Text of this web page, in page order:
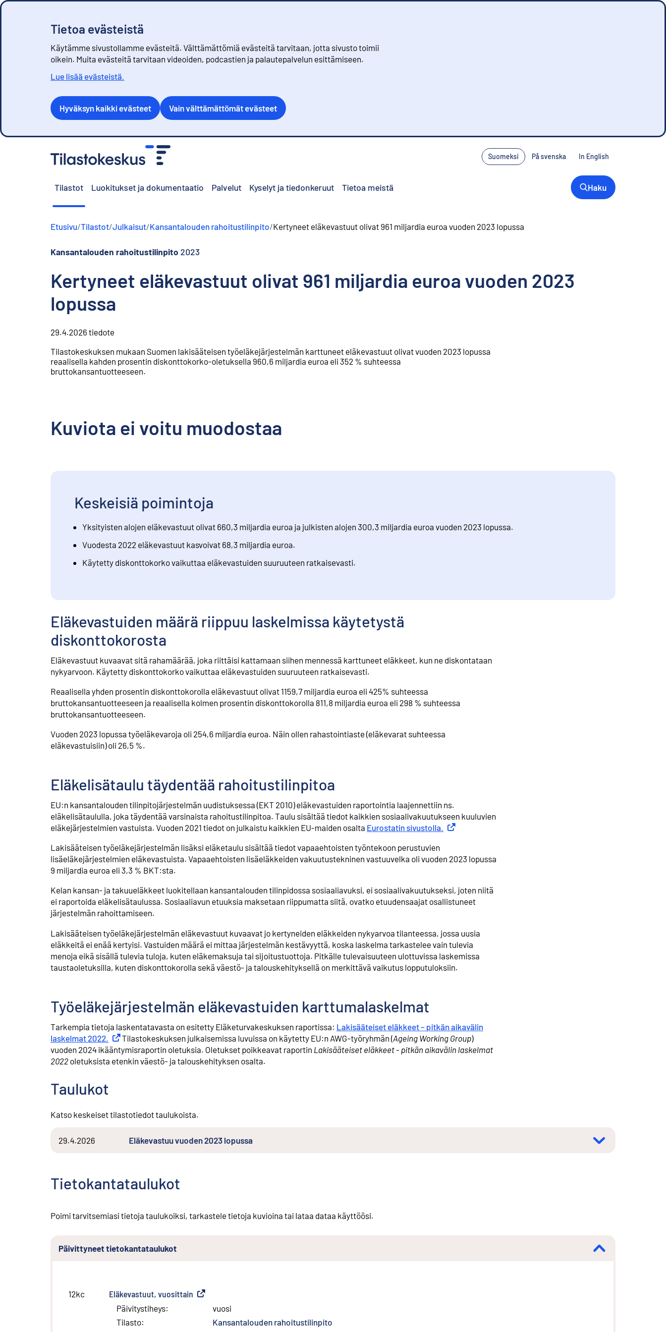
Tietoa evästeistä
Käytämme sivustollamme evästeitä. Välttämättömiä evästeitä tarvitaan, jotta sivusto toimii
oikein. Muita evästeitä tarvitaan videoiden, podcastien ja palautepalvelun esittämiseen.
Lue lisää evästeistä.
Hyväksyn kaikki evästeet Vain välttämättömät evästeet
Suomeksi På svenska In English
Tilastot Luokitukset ja dokumentaatio Palvelut Kyselyt ja tiedonkeruut Tietoa meistä Haku
Etusivu/Tilastot/Julkaisut/Kansantalouden rahoitustilinpito/Kertyneet eläkevastuut olivat 961 miljardia euroa vuoden 2023 lopussa
Kansantalouden rahoitustilinpito 2023
Kertyneet eläkevastuut olivat 961 miljardia euroa vuoden 2023
lopussa
29.4.2026 tiedote
Tilastokeskuksen mukaan Suomen lakisääteisen työeläkejärjestelmän karttuneet eläkevastuut olivat vuoden 2023 lopussa
reaalisella kahden prosentin diskonttokorko-oletuksella 960,6 miljardia euroa eli 352 % suhteessa
bruttokansantuotteeseen.
Kuviota ei voitu muodostaa
Keskeisiä poimintoja
Yksityisten alojen eläkevastuut olivat 660,3 miljardia euroa ja julkisten alojen 300,3 miljardia euroa vuoden 2023 lopussa.
Vuodesta 2022 eläkevastuut kasvoivat 68,3 miljardia euroa.
Käytetty diskonttokorko vaikuttaa eläkevastuiden suuruuteen ratkaisevasti.
Eläkevastuiden määrä riippuu laskelmissa käytetystä
diskonttokorosta
Eläkevastuut kuvaavat sitä rahamäärää, joka riittäisi kattamaan siihen mennessä karttuneet eläkkeet, kun ne diskontataan
nykyarvoon. Käytetty diskonttokorko vaikuttaa eläkevastuiden suuruuteen ratkaisevasti.
Reaalisella yhden prosentin diskonttokorolla eläkevastuut olivat 1159,7 miljardia euroa eli 425% suhteessa
bruttokansantuotteeseen ja reaalisella kolmen prosentin diskonttokorolla 811,8 miljardia euroa eli 298 % suhteessa
bruttokansantuotteeseen.
Vuoden 2023 lopussa työeläkevaroja oli 254,6 miljardia euroa. Näin ollen rahastointiaste (eläkevarat suhteessa
eläkevastuisiin) oli 26,5 %.
Eläkelisätaulu täydentää rahoitustilinpitoa
EU:n kansantalouden tilinpitojärjestelmän uudistuksessa (EKT 2010) eläkevastuiden raportointia laajennettiin ns.
eläkelisätaululla, joka täydentää varsinaista rahoitustilinpitoa. Taulu sisältää tiedot kaikkien sosiaalivakuutukseen kuuluvien
eläkejärjestelmien vastuista. Vuoden 2021 tiedot on julkaistu kaikkien EU-maiden osalta Eurostatin sivustolla. Ulkoinen linkki
Lakisääteisen työeläkejärjestelmän lisäksi eläketaulu sisältää tiedot vapaaehtoisten työntekoon perustuvien
lisäeläkejärjestelmien eläkevastuista. Vapaaehtoisten lisäeläkkeiden vakuutustekninen vastuuvelka oli vuoden 2023 lopussa
9 miljardia euroa eli 3,3 % BKT:sta.
Kelan kansan- ja takuueläkkeet luokitellaan kansantalouden tilinpidossa sosiaaliavuksi, ei sosiaalivakuutukseksi, joten niitä
ei raportoida eläkelisätaulussa. Sosiaaliavun etuuksia maksetaan riippumatta siitä, ovatko etuudensaajat osallistuneet
järjestelmän rahoittamiseen.
Lakisääteisen työeläkejärjestelmän eläkevastuut kuvaavat jo kertyneiden eläkkeiden nykyarvoa tilanteessa, jossa uusia
eläkkeitä ei enää kertyisi. Vastuiden määrä ei mittaa järjestelmän kestävyyttä, koska laskelma tarkastelee vain tulevia
menoja eikä sisällä tulevia tuloja, kuten eläkemaksuja tai sijoitustuottoja. Pitkälle tulevaisuuteen ulottuvissa laskemissa
taustaoletuksilla, kuten diskonttokorolla sekä väestö- ja talouskehityksellä on merkittävä vaikutus lopputuloksiin.
Työeläkejärjestelmän eläkevastuiden karttumalaskelmat
Tarkempia tietoja laskentatavasta on esitetty Eläketurvakeskuksen raportissa: Lakisääteiset eläkkeet – pitkän aikavälin
laskelmat 2022.
Ulkoinen linkki
Tilastokeskuksen julkaisemissa luvuissa on käytetty EU:n AWG-työryhmän (Ageing Working Group)
vuoden 2024 ikääntymisraportin oletuksia. Oletukset poikkeavat raportin Lakisääteiset eläkkeet - pitkän aikavälin laskelmat
2022 oletuksista etenkin väestö- ja talouskehityksen osalta.
Taulukot
Katso keskeiset tilastotiedot taulukoista.
29.4.2026 Eläkevastuu vuoden 2023 lopussa
Tietokantataulukot
Poimi tarvitsemiasi tietoja taulukoiksi, tarkastele tietoja kuvioina tai lataa dataa käyttöösi.
Päivittyneet tietokantataulukot
12kc Eläkevastuut, vuosittain Ulkoinen linkki
Päivitystiheys:
vuosi
Tilasto:
Kansantalouden rahoitustilinpito